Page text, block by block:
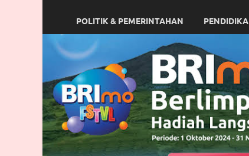
POLITIK & PEMERINTAHAN